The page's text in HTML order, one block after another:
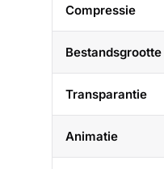
Compressie
Transparantie
Animatie